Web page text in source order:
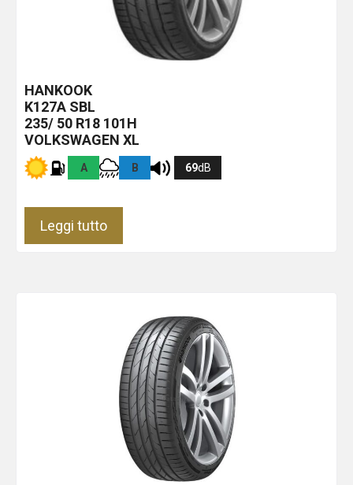
HANKOOK
K127A SBL
235/ 50 R18 101H
VOLKSWAGEN XL
A B 69dB
Leggi tutto